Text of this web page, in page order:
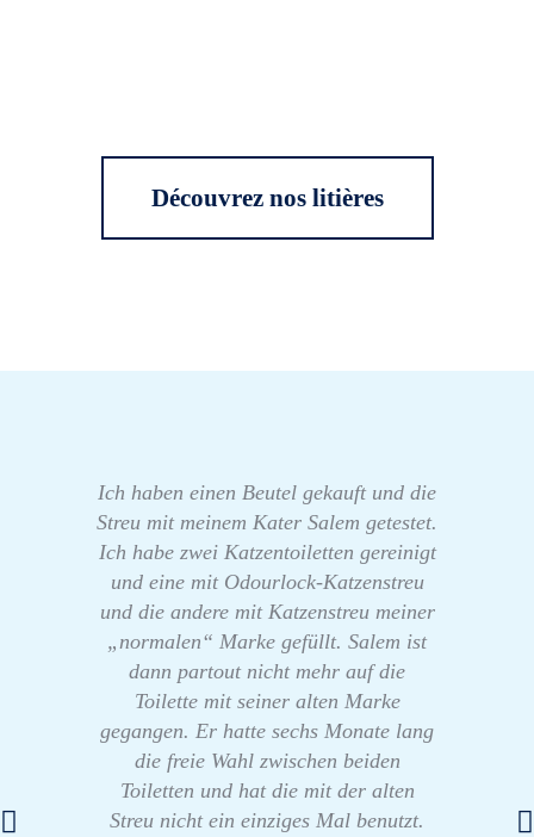
Découvrez nos litières
Ich haben einen Beutel gekauft und die
Streu mit meinem Kater Salem getestet.
Ich habe zwei Katzentoiletten gereinigt
und eine mit Odourlock-Katzenstreu
und die andere mit Katzenstreu meiner
„normalen“ Marke gefüllt. Salem ist
dann partout nicht mehr auf die
Toilette mit seiner alten Marke
gegangen. Er hatte sechs Monate lang
die freie Wahl zwischen beiden
Toiletten und hat die mit der alten
Streu nicht ein einziges Mal benutzt.